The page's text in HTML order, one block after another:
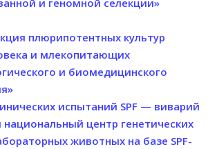
и геномной селекции»
плюрипотентных культур
и млекопитающих
и биомедицинского
испытаний SPF — виварий
национальный центр генетических
животных на базе SPF-